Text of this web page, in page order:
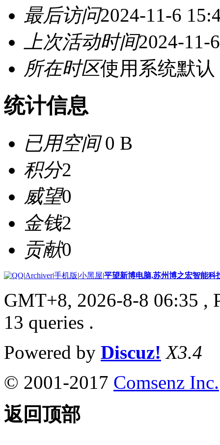
最后访问2024-11-6
上次活动时间2024-11-
所在时区使用系统默认
统计信息
已用空间0 B
积分2
威望0
金钱2
贡献0
|Archiver|手机版|小黑屋|平望新博电脑,苏州博之宏智能科
GMT+8, 2026-8-8 06:35 ,
13 queries .
Powered by Discuz! X3.4
© 2001-2017 Comsenz Inc.
返回顶部